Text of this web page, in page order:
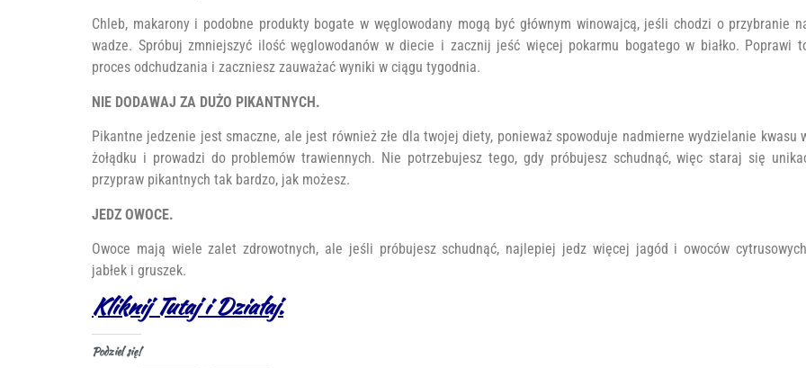
Chleb, makarony i podobne produkty bogate w węglowodany mogą być głównym winowajcą, jeśli chodzi o przybranie
wadze. Spróbuj zmniejszyć ilość węglowodanów w diecie i zacznij jeść więcej pokarmu bogatego w białko. Poprawi
proces odchudzania i zaczniesz zauważać wyniki w ciągu tygodnia.
NIE DODAWAJ ZA DUŻO PIKANTNYCH.
Pikantne jedzenie jest smaczne, ale jest również złe dla twojej diety, ponieważ spowoduje nadmierne wydzielanie kwasu
żołądku i prowadzi do problemów trawiennych. Nie potrzebujesz tego, gdy próbujesz schudnąć, więc staraj się
przypraw pikantnych tak bardzo, jak możesz.
JEDZ OWOCE.
Owoce mają wiele zalet zdrowotnych, ale jeśli próbujesz schudnąć, najlepiej jedz więcej jagód i owoców
jabłek i gruszek.
Kliknij Tutaj i Działaj.
Podziel się!